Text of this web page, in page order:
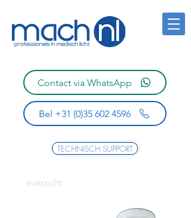
Contact via WhatsApp
Bel +31 (0)35 602 4596
TECHNISCH SUPPORT
overzicht